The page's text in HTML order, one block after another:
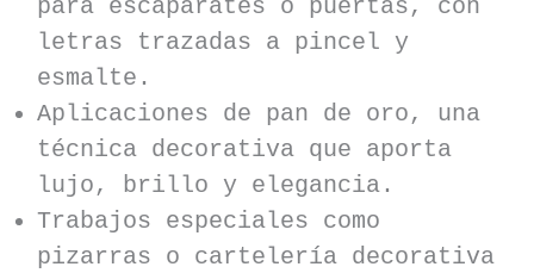
para escaparates o puertas, con
letras trazadas a pincel y
esmalte.
Aplicaciones de pan de oro, una
técnica decorativa que aporta
lujo, brillo y elegancia.
Trabajos especiales como
pizarras o cartelería decorativa